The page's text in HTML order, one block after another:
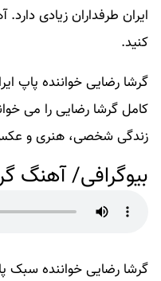
ایران طرفداران زیادی دارد.
کنید.
گرشا رضایی خواننده پاپ
کامل گرشا رضایی را می
زندگی شخصی، هنری و عکس
بیوگرافی/ آهنگ